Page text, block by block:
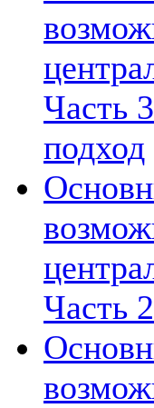
Часть
подход
Часть